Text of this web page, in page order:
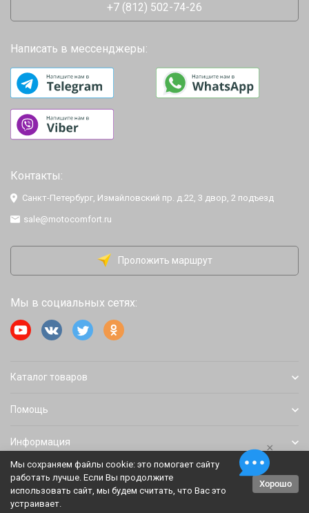
+7 (812) 502-74-26
Написать в мессенджеры:
Контакты:
Санкт-Петербург, Измайловский пр. д.22, 3 двор, 2 подъезд
sale@motocomfort.ru
Проложить маршрут
Мы в социальных сетях:
Каталог товаров
Помощь
Информация
Политика персональных данных
Мы сохраняем файлы cookie: это помогает сайту
работать лучше. Если Вы продолжите
использовать сайт, мы будем считать, что Вас это
устраивает.
Хорошо
×